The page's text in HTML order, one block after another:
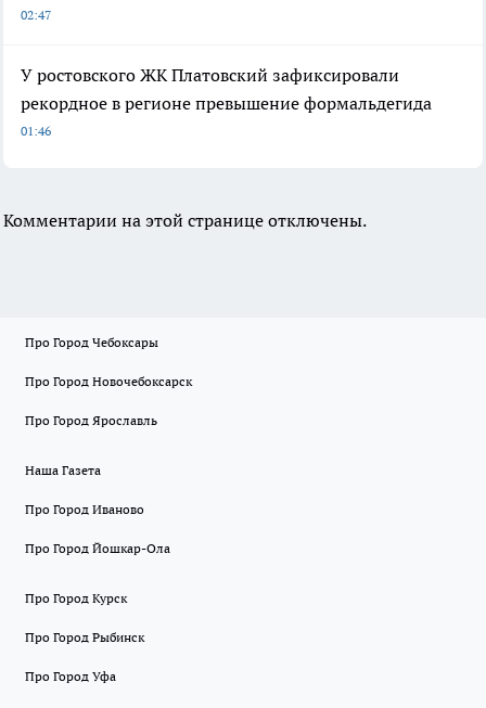
02:47
У ростовского ЖК Платовский зафиксировали
рекордное в регионе превышение формальдегида
01:46
Комментарии на этой странице отключены.
Про Город Чебоксары
Про Город Новочебоксарск
Про Город Ярославль
Наша Газета
Про Город Иваново
Про Город Йошкар-Ола
Про Город Курск
Про Город Рыбинск
Про Город Уфа